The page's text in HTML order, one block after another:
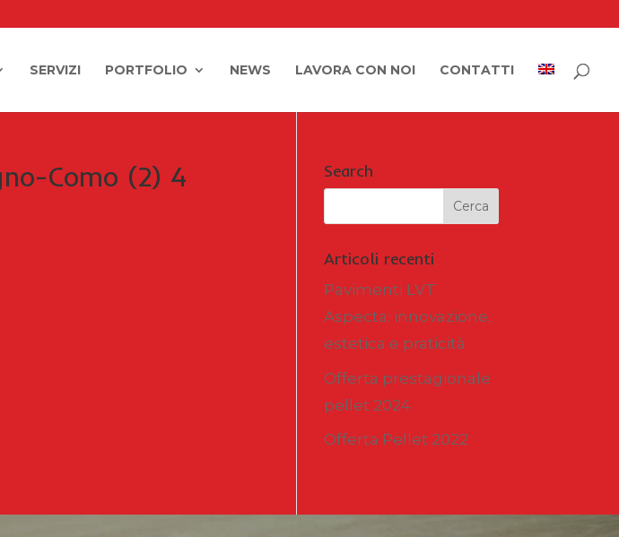
SERVIZI PORTFOLIO NEWS LAVORA CON NOI CONTATTI
Como (2) 4 Search
Articoli recenti
Pavimenti LVT
Aspecta: innovazione,
estetica e praticità
Offerta prestagionale
pellet 2024
Offerta Pellet 2022